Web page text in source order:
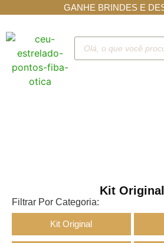
GANHE BRINDES E
Kit Original
Filtrar Por Categoria:
Kit Original